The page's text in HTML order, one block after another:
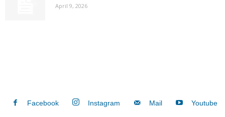
April 9, 2026
Facebook Instagram Mail Youtube